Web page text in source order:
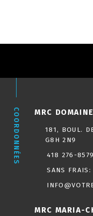
MRC
181, BOUL.
G8H 2N9
418 276-
SANS FRAIS:
MRC MARIA-
COORDONNÉES